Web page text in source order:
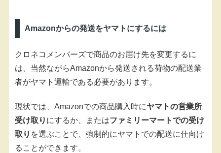
Amazonからの発送をヤマトにするには
クロネコメンバーズで商品のお届け先を変更するに
は、当然ながらAmazonから発送される荷物の配送業
者がヤマト運輸である必要があります。
現状では、Amazonでの商品購入時にヤマトの営業所
受け取り にするか、またはファミリーマートでの受け
取り を選ぶことで、強制的にヤマトでの配送に仕向け
ることができます。